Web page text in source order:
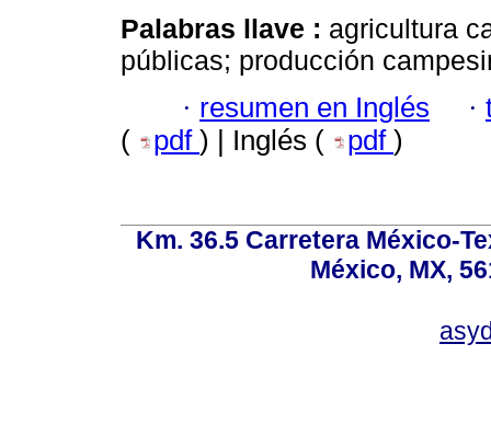
Palabras llave : agricultura
públicas; producción
· resumen en Inglés ·
(
pdf ) | Inglés ( pdf )
Km. 36.5 Carretera México-
México, MX,